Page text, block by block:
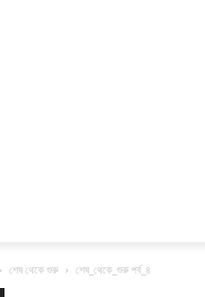
শেষ থেকে শুরু শেষ_থেকে_শুরু পর্ব_৪